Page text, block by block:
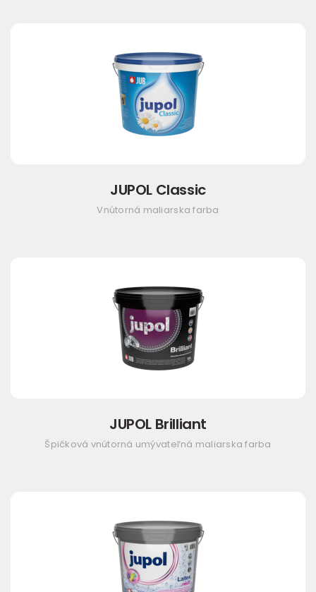
JUPOL Classic
Vnútorná maliarska farba
JUPOL Brilliant
Špičková vnútorná umývateľná maliarska farba